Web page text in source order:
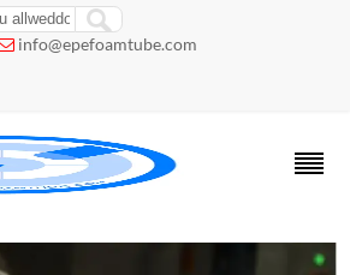
info@epefoamtube.com